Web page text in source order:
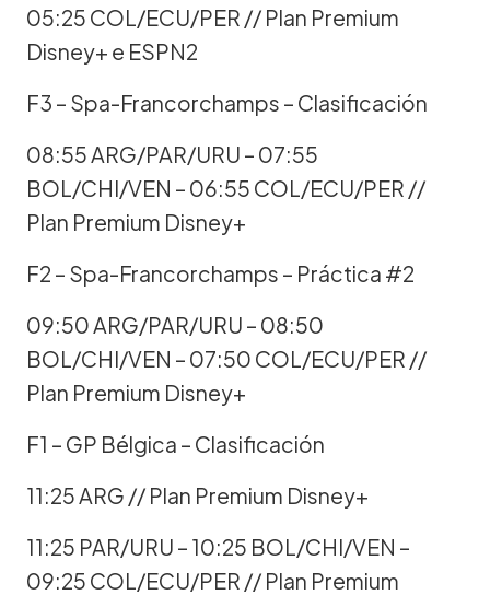
05:25 COL/ECU/PER // Plan Premium
Disney+ e ESPN2
F3 – Spa-Francorchamps – Clasificación
08:55 ARG/PAR/URU – 07:55
BOL/CHI/VEN – 06:55 COL/ECU/PER //
Plan Premium Disney+
F2 – Spa-Francorchamps – Práctica #2
09:50 ARG/PAR/URU – 08:50
BOL/CHI/VEN – 07:50 COL/ECU/PER //
Plan Premium Disney+
F1 – GP Bélgica – Clasificación
11:25 ARG // Plan Premium Disney+
11:25 PAR/URU – 10:25 BOL/CHI/VEN –
09:25 COL/ECU/PER // Plan Premium